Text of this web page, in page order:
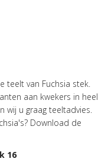
teelt van Fuchsia stek.
aan kwekers in heel
wij u graag teeltadvies.
Download de
16